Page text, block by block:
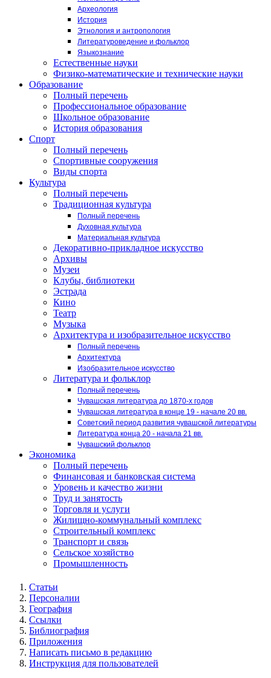
Археология
История
Этнология и антропология
Литературоведение и фольклор
Языкознание
Естественные науки
Физико-математические и технические науки
Образование
Полный перечень
Профессиональное образование
Школьное образование
История образования
Спорт
Полный перечень
Спортивные сооружения
Виды спорта
Культура
Полный перечень
Традиционная культура
Полный перечень
Духовная культура
Материальная культура
Декоративно-прикладное искусство
Архивы
Музеи
Клубы, библиотеки
Эстрада
Кино
Театр
Музыка
Архитектура и изобразительное искусство
Полный перечень
Архитектура
Изобразительное искусство
Литература и фольклор
Полный перечень
Чувашская литература до 1870-х годов
Чувашская литература в конце 19 - начале 20 вв.
Советский период развития чувашской литературы
Литература конца 20 - начала 21 вв.
Чувашский фольклор
Экономика
Полный перечень
Финансовая и банковская система
Уровень и качество жизни
Труд и занятость
Торговля и услуги
Жилищно-коммунальный комплекс
Строительный комплекс
Транспорт и связь
Сельское хозяйство
Промышленность
Статьи
Персоналии
География
Ссылки
Библиография
Приложения
Написать письмо в редакцию
Инструкция для пользователей